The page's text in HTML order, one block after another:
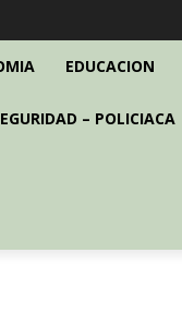
EDUCACION
– POLICIACA